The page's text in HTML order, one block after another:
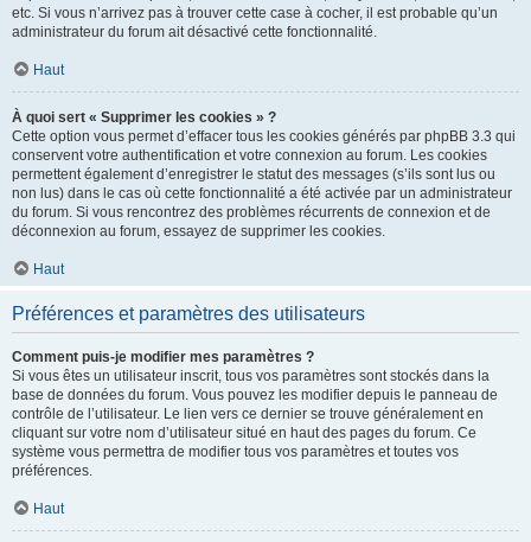
etc. Si vous n’arrivez pas à trouver cette case à cocher, il est probable qu’un
administrateur du forum ait désactivé cette fonctionnalité.
Haut
À quoi sert « Supprimer les cookies » ?
Cette option vous permet d’effacer tous les cookies générés par phpBB 3.3 qui
conservent votre authentification et votre connexion au forum. Les cookies
permettent également d’enregistrer le statut des messages (s’ils sont lus ou
non lus) dans le cas où cette fonctionnalité a été activée par un administrateur
du forum. Si vous rencontrez des problèmes récurrents de connexion et de
déconnexion au forum, essayez de supprimer les cookies.
Haut
Préférences et paramètres des utilisateurs
Comment puis-je modifier mes paramètres ?
Si vous êtes un utilisateur inscrit, tous vos paramètres sont stockés dans la
base de données du forum. Vous pouvez les modifier depuis le panneau de
contrôle de l’utilisateur. Le lien vers ce dernier se trouve généralement en
cliquant sur votre nom d’utilisateur situé en haut des pages du forum. Ce
système vous permettra de modifier tous vos paramètres et toutes vos
préférences.
Haut